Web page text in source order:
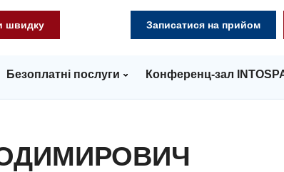
швидку Записатися на прийом
Безоплатні послуги Конференц-зал